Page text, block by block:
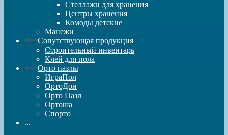
Стеллажи для хранения
Центры хранения
Комоды детские
Манежи
Сопутствующая продукция
Строительный инвентарь
Клей для пола
Орто пазлы
ИграПол
ОртоДон
Орто Пазл
Ортоша
Спорто
...